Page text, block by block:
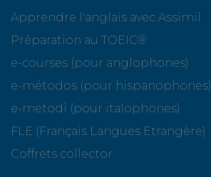
Apprendre l'anglais avec Assimil
Préparation au TOEIC®
e-courses (pour anglophones)
e-métodos (pour hispanophones)
e-metodi (pour italophones)
FLE (Français Langues Etrangère)
Coffrets collector